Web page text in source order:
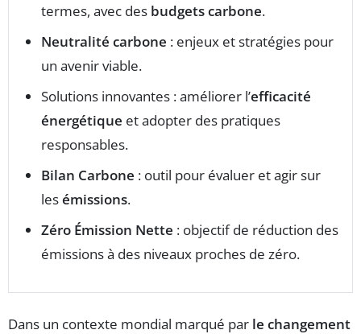
termes, avec des budgets carbone.
Neutralité carbone : enjeux et stratégies pour
un avenir viable.
Solutions innovantes : améliorer l’efficacité
énergétique et adopter des pratiques
responsables.
Bilan Carbone : outil pour évaluer et agir sur
lesémissions.
Zéro Émission Nette : objectif de réduction des
émissions à des niveaux proches de zéro.
Dans un contexte mondial marqué par le changement